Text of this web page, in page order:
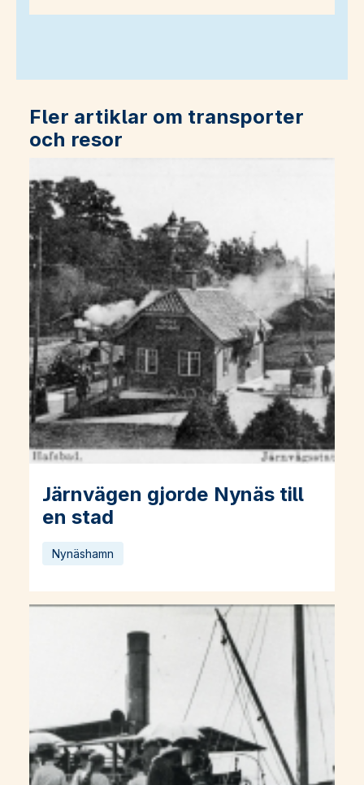
Fler artiklar om transporter
och resor
Järnvägen gjorde Nynäs till
en stad
Läs mer om Järnvägen gjorde Nynäs till en stad
Nynäshamn